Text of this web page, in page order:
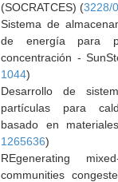
(SOCRATCES) (3228/
Sistema de
de energía para
concentración -
1044)
Desarrollo de
partículas para
basado en
1265636)
REgenerating
communities